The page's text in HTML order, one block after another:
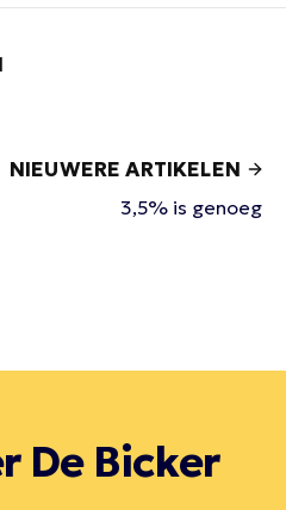
NIEUWERE ARTIKELEN
3,5% is genoeg
De Bicker